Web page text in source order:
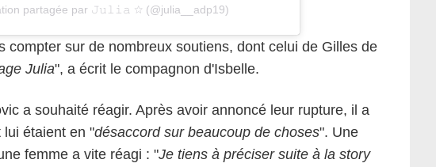
partagée par 𝙹𝚞𝚕𝚒𝚊 ☆ (@julia__adp19)
compter sur de nombreux soutiens, dont celui de Gilles de
Julia", a écrit le compagnon d'Isbelle.
a souhaité réagir. Après avoir annoncé leur rupture, il a
étaient en "désaccord sur beaucoup de choses". Une
femme a vite réagi : "Je tiens à préciser suite à la story